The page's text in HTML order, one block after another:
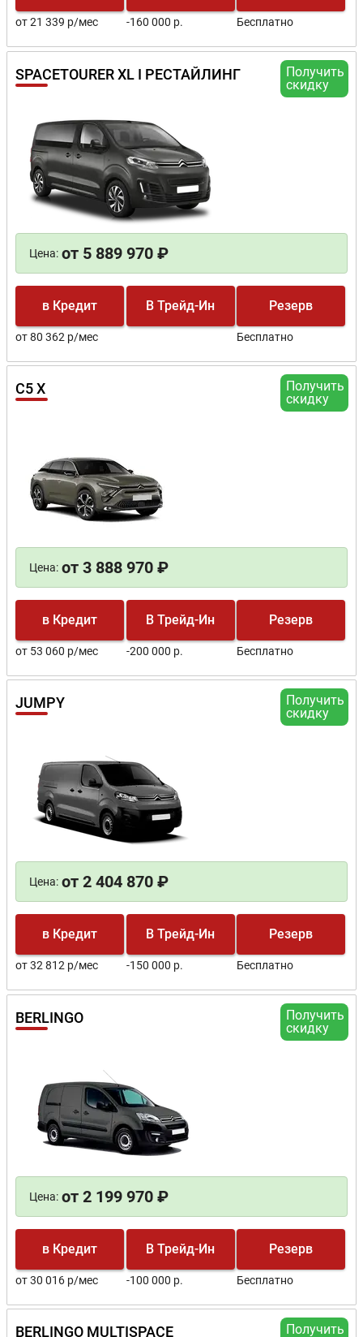
от 21 339 р/мес -160 000 р. Бесплатно
Получить
скидку
SPACETOURER XL I РЕСТАЙЛИНГ
Цена: от 5 889 970 ₽
в Кредит
от 80 362 р/мес
В Трейд-Ин Резерв
Бесплатно
Получить
скидку
C5 X
Цена: от 3 888 970 ₽
в Кредит
от 53 060 р/мес
В Трейд-Ин
-200 000 р.
Резерв
Бесплатно
Получить
скидку
JUMPY
Цена: от 2 404 870 ₽
в Кредит
от 32 812 р/мес
В Трейд-Ин
-150 000 р.
Резерв
Бесплатно
Получить
скидку
BERLINGO
Цена: от 2 199 970 ₽
в Кредит
от 30 016 р/мес
В Трейд-Ин
-100 000 р.
Резерв
Бесплатно
Получить
BERLINGO MULTISPACE